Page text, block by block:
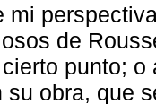
mi
de
punto;
su obra, que